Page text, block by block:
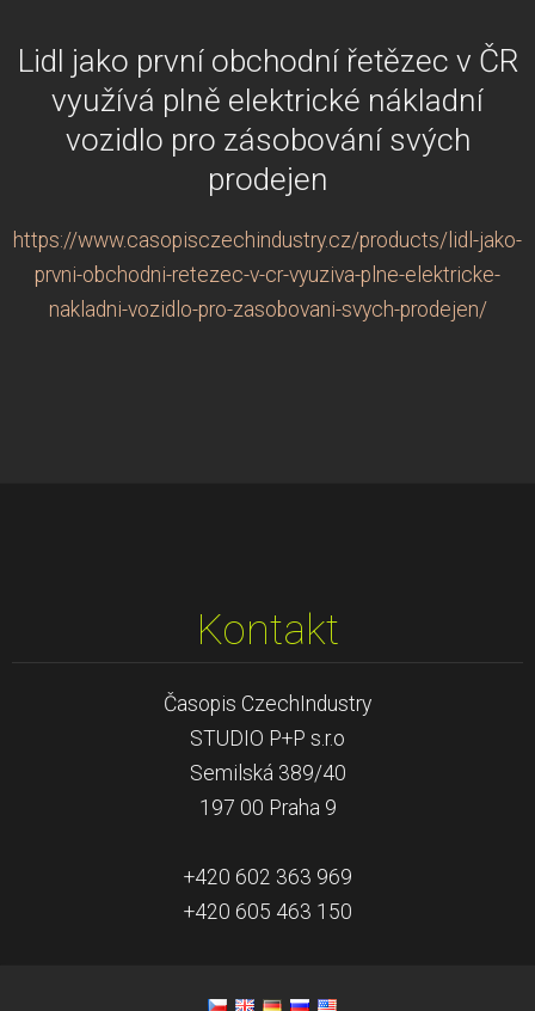
Lidl jako první obchodní řetězec v ČR
využívá plně elektrické nákladní
vozidlo pro zásobování svých
prodejen
https://www.casopisczechindustry.cz/products/lidl-jako-
prvni-obchodni-retezec-v-cr-vyuziva-plne-elektricke-
nakladni-vozidlo-pro-zasobovani-svych-prodejen/
Kontakt
Časopis CzechIndustry
STUDIO P+P s.r.o
Semilská 389/40
197 00 Praha 9
+420 602 363 969
+420 605 463 150